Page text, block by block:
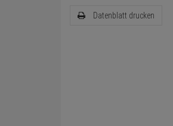
Datenblatt drucken